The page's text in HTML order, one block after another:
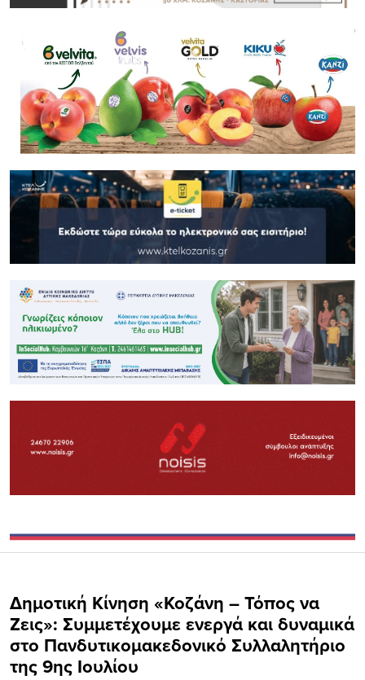
Δημοτική Κίνηση «Κοζάνη – Τόπος να
Ζεις»: Συμμετέχουμε ενεργά και δυναμικά
στο Πανδυτικομακεδονικό Συλλαλητήριο
της 9ης Ιουλίου